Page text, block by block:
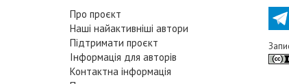
Про проєкт
Наші найактивніші автори
Підтримати проєкт
Інформація для авторів
Контактна інформація